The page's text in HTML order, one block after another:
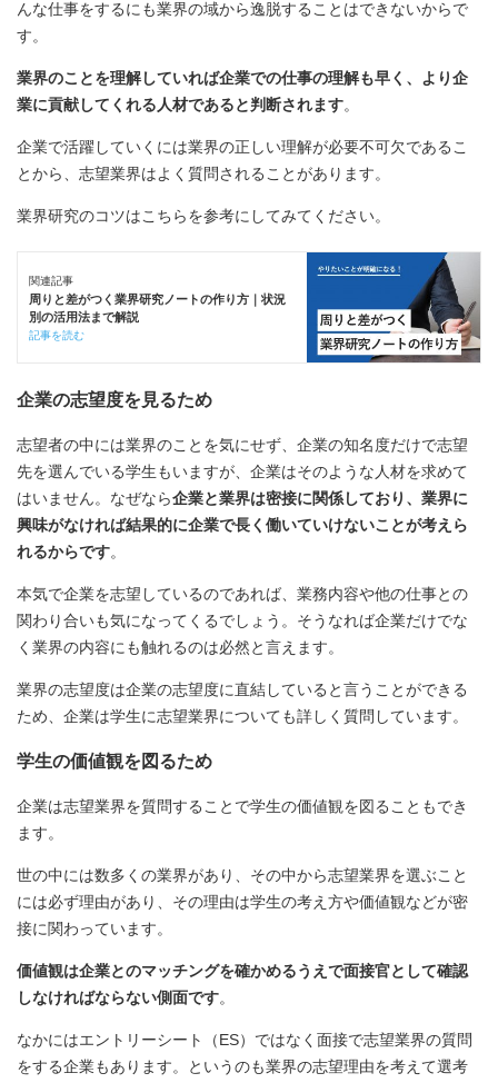
んな仕事をするにも業界の域から逸脱することはできないからで
す。
業界のことを理解していれば企業での仕事の理解も早く、より企
業に貢献してくれる人材であると判断されます。
企業で活躍していくには業界の正しい理解が必要不可欠であるこ
とから、志望業界はよく質問されることがあります。
業界研究のコツはこちらを参考にしてみてください。
関連記事
周りと差がつく業界研究ノートの作り方｜状況
別の活用法まで解説
記事を読む
企業の志望度を見るため
志望者の中には業界のことを気にせず、企業の知名度だけで志望
先を選んでいる学生もいますが、企業はそのような人材を求めて
はいません。なぜなら企業と業界は密接に関係しており、業界に
興味がなければ結果的に企業で長く働いていけないことが考えら
れるからです。
本気で企業を志望しているのであれば、業務内容や他の仕事との
関わり合いも気になってくるでしょう。そうなれば企業だけでな
く業界の内容にも触れるのは必然と言えます。
業界の志望度は企業の志望度に直結していると言うことができる
ため、企業は学生に志望業界についても詳しく質問しています。
学生の価値観を図るため
企業は志望業界を質問することで学生の価値観を図ることもでき
ます。
世の中には数多くの業界があり、その中から志望業界を選ぶこと
には必ず理由があり、その理由は学生の考え方や価値観などが密
接に関わっています。
価値観は企業とのマッチングを確かめるうえで面接官として確認
しなければならない側面です。
なかにはエントリーシート（ES）ではなく面接で志望業界の質問
をする企業もあります。というのも業界の志望理由を考えて選考